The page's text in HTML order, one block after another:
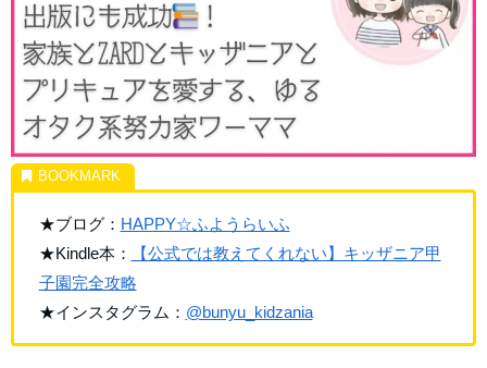
★ブログ： HAPPY☆ふようらいふ
★Kindle本：
【公式では教えてくれない】キッザニア甲
子園完全攻略
★インスタグラム： @bunyu_kidzania